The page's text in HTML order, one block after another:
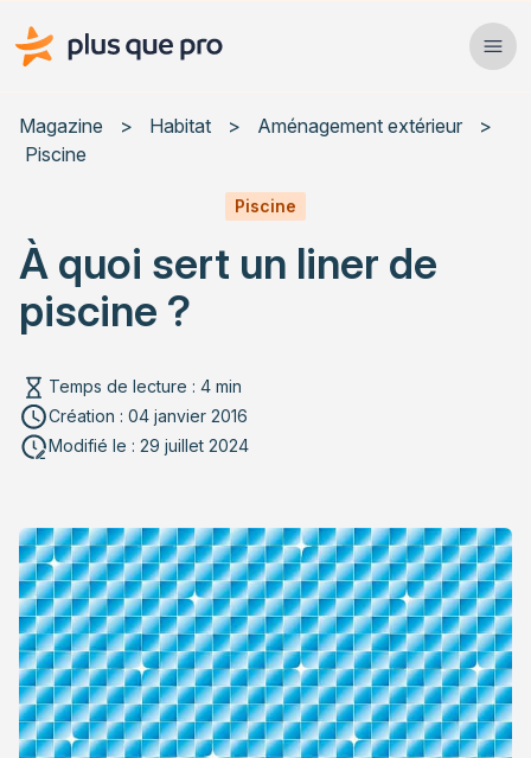
Plus que pro Mag'
Habitat
Actualités
Rechercher un article
Magazine > Habitat > Aménagement extérieur
>
Piscine
Piscine
À quoi sert un liner de
piscine ?
Temps de lecture : 4 min
Création : 04 janvier 2016
Modifié le : 29 juillet 2024